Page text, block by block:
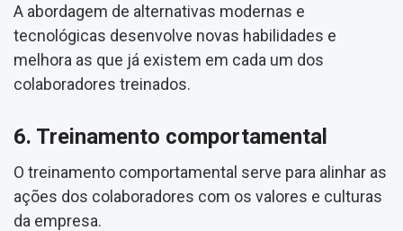
A abordagem de alternativas modernas e
tecnológicas desenvolve novas habilidades e
melhora as que já existem em cada um dos
colaboradores treinados.
6. Treinamento comportamental
O treinamento comportamental serve para alinhar as
ações dos colaboradores com os valores e culturas
da empresa.